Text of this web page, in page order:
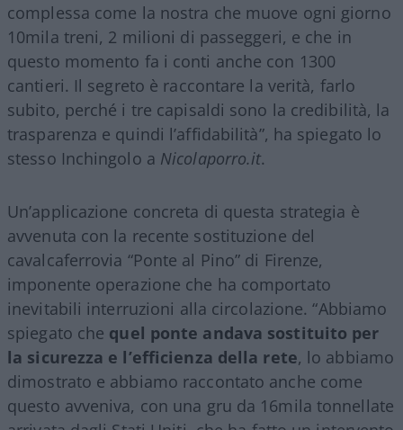
complessa come la nostra che muove ogni giorno
10mila treni, 2 milioni di passeggeri, e che in
questo momento fa i conti anche con 1300
cantieri. Il segreto è raccontare la verità, farlo
subito, perché i tre capisaldi sono la credibilità, la
trasparenza e quindi l’affidabilità”, ha spiegato lo
stesso Inchingolo a Nicolaporro.it.
Un’applicazione concreta di questa strategia è
avvenuta con la recente sostituzione del
cavalcaferrovia “Ponte al Pino” di Firenze,
imponente operazione che ha comportato
inevitabili interruzioni alla circolazione. “Abbiamo
spiegato che quel ponte andava sostituito per
la sicurezza e l’efficienza della rete, lo abbiamo
dimostrato e abbiamo raccontato anche come
questo avveniva, con una gru da 16mila tonnellate